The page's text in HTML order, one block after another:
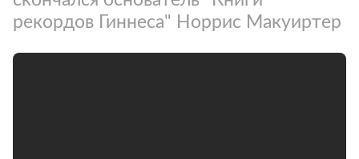
рекордов Гиннеса" Норрис Макуиртер